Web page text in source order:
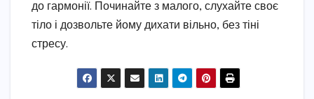
до гармонії. Починайте з малого, слухайте своє
тіло і дозвольте йому дихати вільно, без тіні
стресу.